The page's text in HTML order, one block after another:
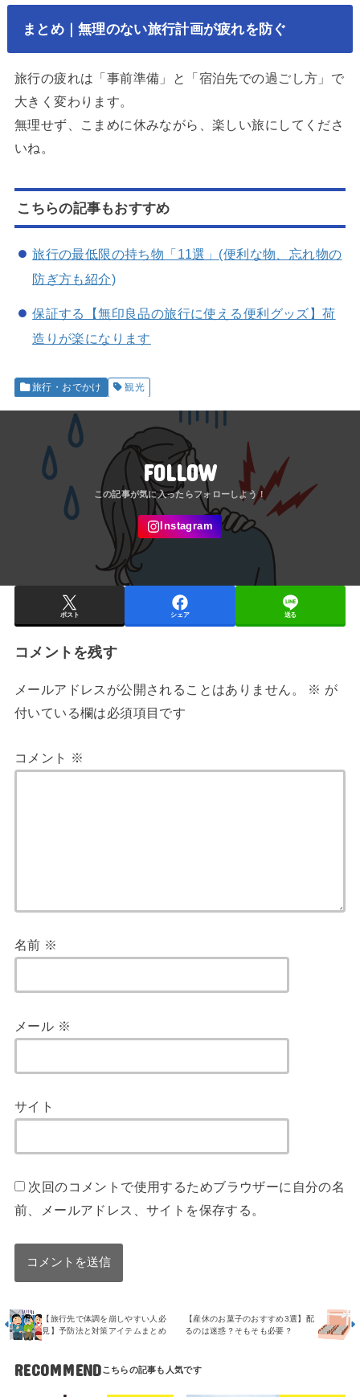
まとめ｜無理のない旅行計画が疲れを防ぐ
旅行の疲れは「事前準備」と「宿泊先での過ごし方」で
大きく変わります。
無理せず、こまめに休みながら、楽しい旅にしてくださ
いね。
こちらの記事もおすすめ
旅行の最低限の持ち物「11選」(便利な物、忘れ物の
防ぎ方も紹介)
保証する【無印良品の旅行に使える便利グッズ】荷
造りが楽になります
旅行・おでかけ 観光
FOLLOW
ポスト シェア 送る
コメントを残す
メールアドレスが公開されることはありません。 ※ が
付いている欄は必須項目です
コメント ※
名前 ※
メール ※
サイト
次回のコメントで使用するためブラウザーに自分の名
前、メールアドレス、サイトを保存する。
【旅行先で体調を崩しやすい人必
見】予防法と対策アイテムまとめ
【産休のお菓子のおすすめ3選】配
るのは迷惑？そもそも必要？
RECOMMEND